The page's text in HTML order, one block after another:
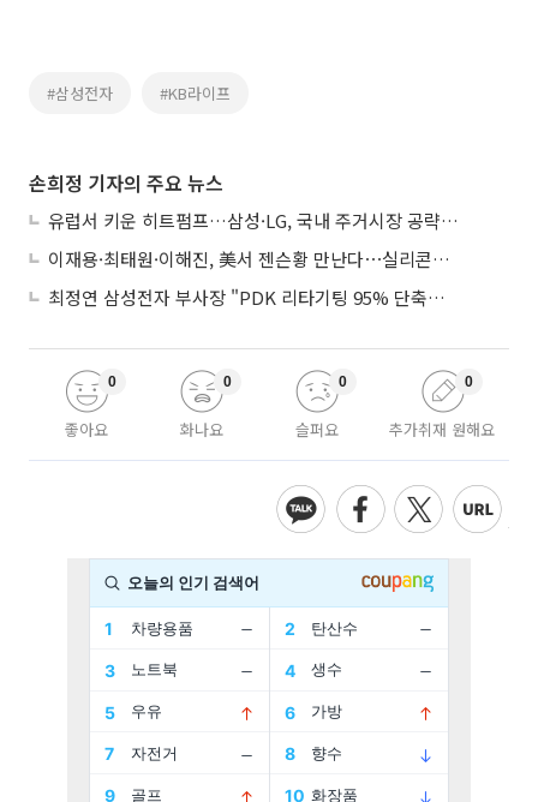
#삼성전자 #KB라이프
손희정 기자의 주요 뉴스
유럽서 키운 히트펌프…삼성·LG, 국내 주거시장 공략 ‘속도’
이재용·최태원·이해진, 美서 젠슨황 만난다⋯실리콘밸리 집결하는 AI리더
최정연 삼성전자 부사장 "PDK 리타기팅 95% 단축…에이전트 AI 시범 활용"
좋아요
0
화나요
0
슬퍼요
0
추가취재 원해요
0